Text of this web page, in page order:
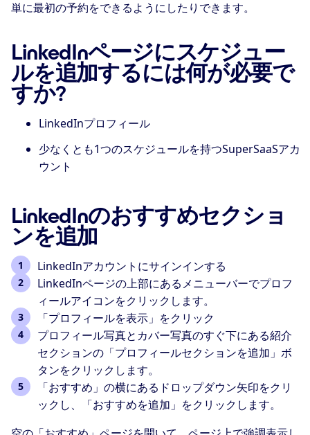
単に最初の予約をできるようにしたりできます。
LinkedInページにスケジュー
ルを追加するには何が必要で
すか?
LinkedInプロフィール
少なくとも1つのスケジュールを持つSuperSaaSアカ
ウント
LinkedInのおすすめセクショ
ンを追加
LinkedInアカウントにサインインする
LinkedInページの上部にあるメニューバーでプロフ
ィールアイコンをクリックします。
「プロフィールを表示」をクリック
プロフィール写真とカバー写真のすぐ下にある紹介
セクションの「プロフィールセクションを追加」ボ
タンをクリックします。
「おすすめ」の横にあるドロップダウン矢印をクリ
ックし、「おすすめを追加」をクリックします。